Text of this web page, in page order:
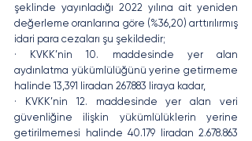
şeklinde yayınladığı 2022 yılına ait yeniden
değerleme oranlarına göre (%36,20) arttırılırmış
idari para cezaları şu şekildedir;
· KVKK’nin 10. maddesinde yer alan
aydınlatma yükümlülüğünü yerine getirmeme
halinde 13,391 liradan 267.883 liraya kadar,
· KVKK’nin 12. maddesinde yer alan veri
güvenliğine ilişkin yükümlülüklerin yerine
getirilmemesi halinde 40.179 liradan 2.678.863